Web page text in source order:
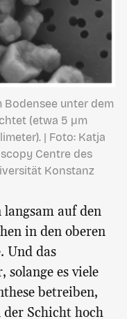
Bodensee unter dem
(etwa 5 µm
| Foto: Katja
Centre des
Konstanz
auf den
in den oberen
Und das
es viele
betreiben,
Schicht hoch